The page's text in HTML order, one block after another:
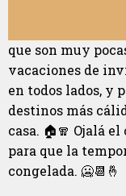
que son muy
vacaciones de
en todos lados, y
destinos más
casa. 🏠🧣 Ojalá
para que la
congelada. 🥶📆🤞